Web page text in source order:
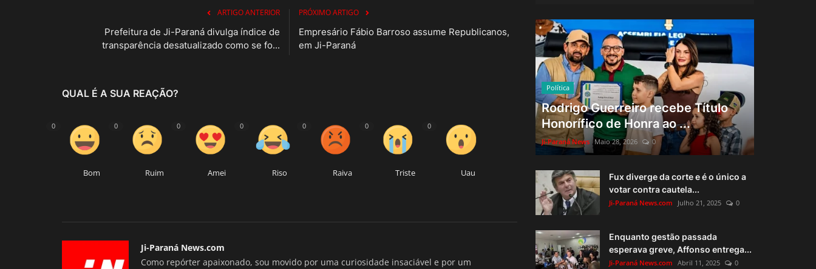
ARTIGO ANTERIOR
Prefeitura de Ji-Paraná divulga índice de
transparência desatualizado como se fo...
PRÓXIMO ARTIGO
Empresário Fábio Barroso assume Republicanos,
em Ji-Paraná
QUAL É A SUA REAÇÃO?
0
Bom
0
Ruim
0
Amei
0
Riso
0
Raiva
0
Triste
0
Uau
Ji-Paraná News.com
Como repórter apaixonado, sou movido por uma curiosidade insaciável e por um
Política
Rodrigo Guerreiro recebe Título
Honorífico de Honra ao ...
Ji-Paraná News Maio 28, 2026 0
Fux diverge da corte e é o único a
votar contra cautela...
Ji-Paraná News.com Julho 21, 2025 0
Enquanto gestão passada
esperava greve, Affonso entrega...
Ji-Paraná News.com Abril 11, 2025 0